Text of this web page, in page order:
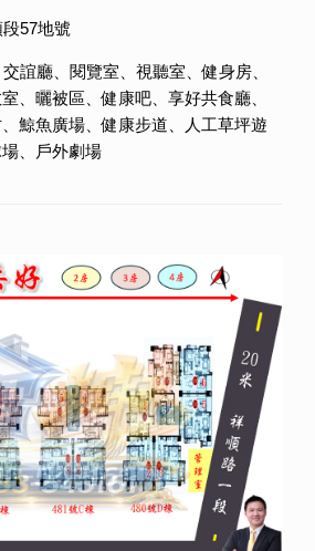
57地號
誼廳、閱覽室、視聽室、健身房、
、曬被區、健康吧、享好共食廳、
鯨魚廣場、健康步道、人工草坪遊
、戶外劇場